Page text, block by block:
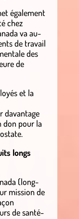
également
chez
va au-
de travail
des
de
et la
davantage
don pour la
longs
(long-
mission de
de santé-